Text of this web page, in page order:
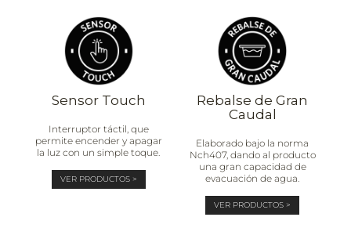
Sensor Touch
Interruptor táctil, que
permite encender y apagar
la luz con un simple toque.
VER PRODUCTOS >
Rebalse de Gran
Caudal
Elaborado bajo la norma
Nch407, dando al producto
una gran capacidad de
evacuación de agua.
VER PRODUCTOS >